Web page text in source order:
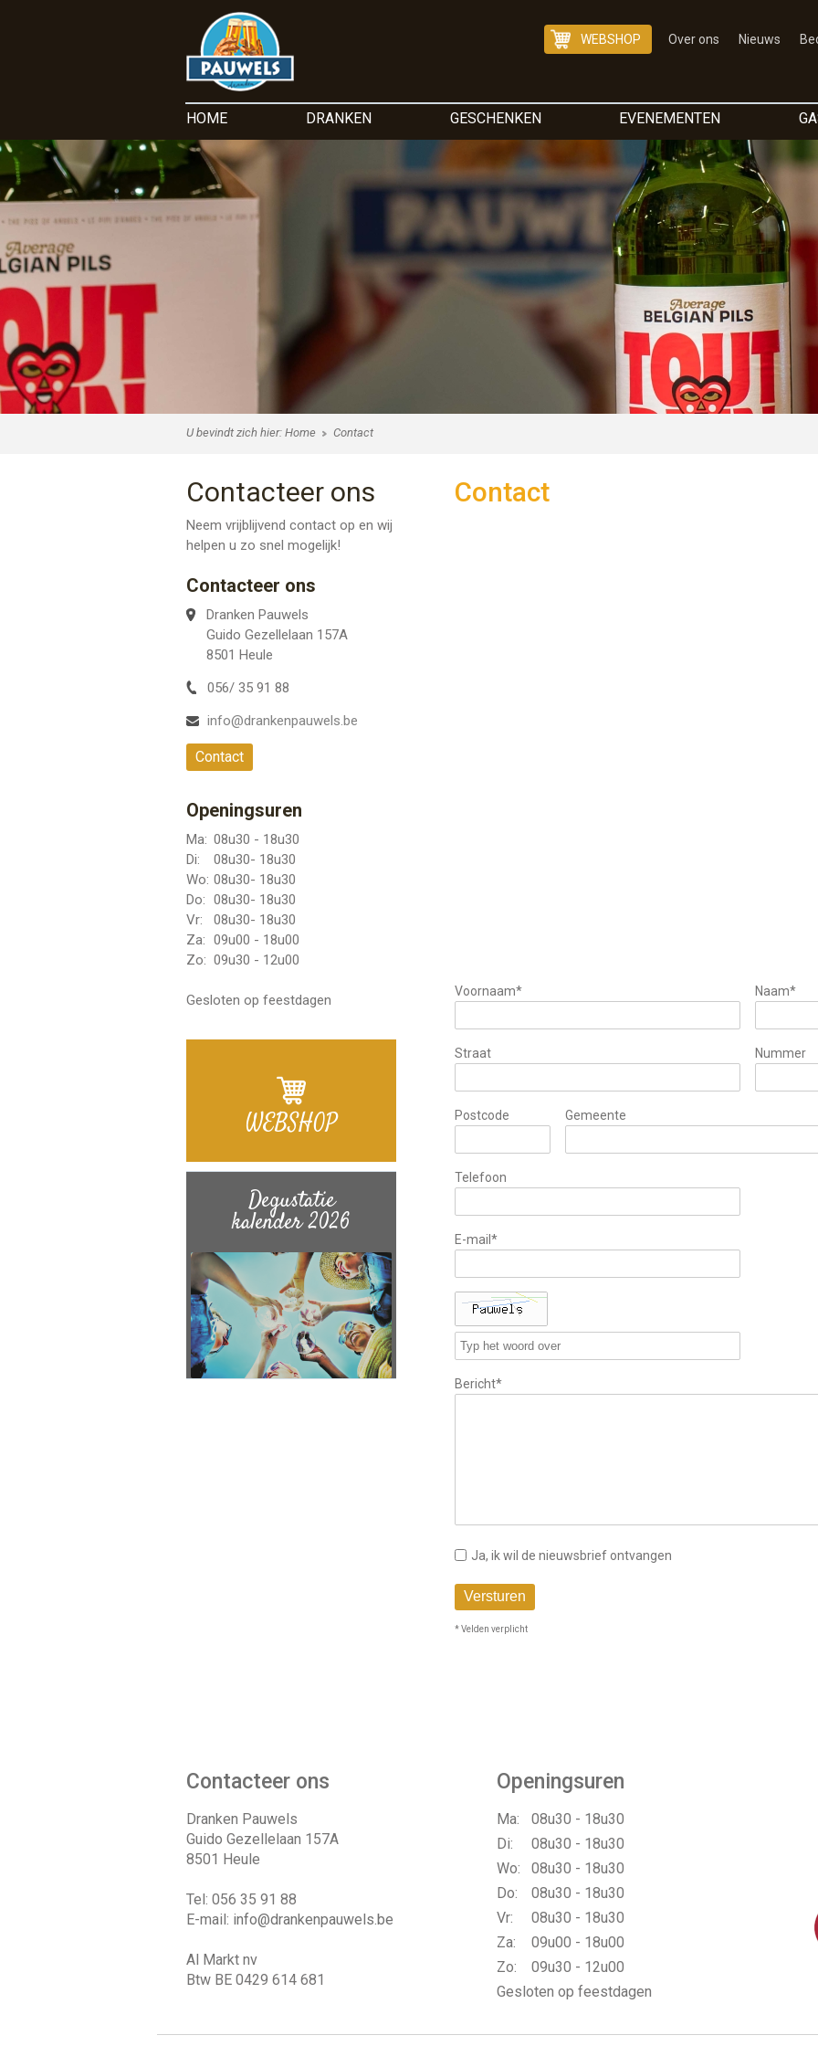
WEBSHOP Over ons Nieuws
HOME DRANKEN GESCHENKEN EVENEMENTEN
U bevindt zich hier: Home Contact
Contacteer ons
Neem vrijblijvend contact op en wij
helpen u zo snel mogelijk!
Contacteer ons
Dranken Pauwels
Guido Gezellelaan 157A
8501 Heule
056/ 35 91 88
info@drankenpauwels.be
Contact
Openingsuren
Ma: 08u30 - 18u30
Di:
08u30- 18u30
Wo: 08u30- 18u30
Do: 08u30- 18u30
Vr:
08u30- 18u30
Za: 09u00 - 18u00
Zo: 09u30 - 12u00
Gesloten op feestdagen
WEBSHOP
Degustatie
kalender 2026
Contact
Voornaam* Naam*
Straat Nummer
Postcode Gemeente
Telefoon
E-mail*
Bericht*
Ja, ik wil de nieuwsbrief ontvangen
Versturen
* Velden verplicht
Contacteer ons
Dranken Pauwels
Guido Gezellelaan 157A
8501 Heule
Tel: 056 35 91 88
E-mail: info@drankenpauwels.be
Al Markt nv
Btw BE 0429 614 681
Openingsuren
Ma:
08u30 - 18u30
Di:
08u30 - 18u30
Wo:
08u30 - 18u30
Do:
08u30 - 18u30
Vr:
08u30 - 18u30
Za:
09u00 - 18u00
Zo:
09u30 - 12u00
Gesloten op feestdagen